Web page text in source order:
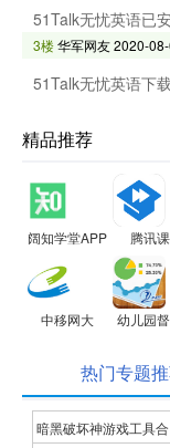
51Talk无忧英语已
3楼华军网友2020-
51Talk无忧英语下
精品推荐
阔知学堂APP 腾讯
中移网大 幼儿园督
热门专题
暗黑破坏神游戏工具合